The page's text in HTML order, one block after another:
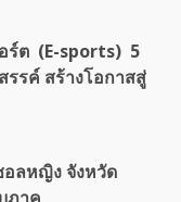
ร์ต (E-sports) 5
รค์ สร้างโอกาสสู่
อลหญิง จังหวัด